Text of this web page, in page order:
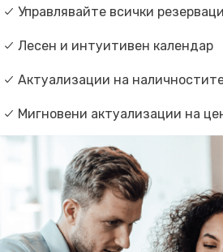
Управлявайте всички
Лесен и интуитивен календар
Актуализации на
Мигновени актуализации на